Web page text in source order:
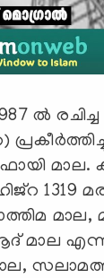
ൽ
മാല.
മാല,
മാല